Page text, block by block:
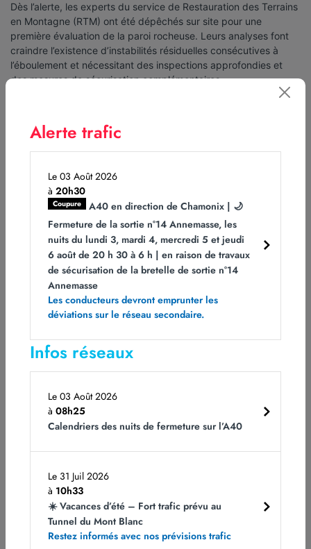
Dès l’alerte, les experts du service de Restauration des Terrains
en Montagne (RTM) ont été dépêchés sur site pour une
première évaluation de la paroi rocheuse. Leurs analyses font
craindre l’existence d’instabilités résiduelles consécutives à
l’éboulement et nécessitant des inspections approfondies et
des mesures de sécurisation complémentaires.
La nature technique et complexe de ces interventions, menées
contraint les autorités à prolonger la fermeture de la RN 205.
Les services compétents et les entreprises spécialisées
mandatées par l’exploitant ATMB mettent tout en oeuvre pour
de rétablissement de la circulation courant novembre 2025.
Conscients de l’impact de cette fermeture sur la vie locale et les
déplacements, des itinéraires de déviation ont été mis en place.
La circulation dans le sens Passy – Chamonix est maintenue,
mais celle du sens descendant (Chamonix – Passy) est
basculée sur la voie montante du viaduc des Egratz, instaurant
un double sens de circulation sur cet ouvrage. Il est vivement
recommandé aux usagers de la route d’anticiper leurs
déplacements, de respecter les itinéraires de substitution
signalés et de se tenir informés via les canaux d’information
La préfète de la Haute-Savoie réaffirme la priorité donnée à la
sécurité des usagers et salue la mobilisation des services et de
ATMB mobilisés pour garantir un retour à la normale dans des
—————
Lire l’article ATMB du 20 aout 2025
Alerte trafic
Le 03 Août 2026
à 20h30
Coupure
A40 en direction de Chamonix | 🌙
Fermeture de la sortie n°14 Annemasse, les
nuits du lundi 3, mardi 4, mercredi 5 et jeudi
6 août de 20 h 30 à 6 h | en raison de travaux
de sécurisation de la bretelle de sortie n°14
Annemasse
Les conducteurs devront emprunter les
déviations sur le réseau secondaire.
Infos réseaux
Le 03 Août 2026
à 08h25
Calendriers des nuits de fermeture sur l’A40
Le 31 Juil 2026
à 10h33
☀️ Vacances d’été – Fort trafic prévu au
Tunnel du Mont Blanc
Restez informés avec nos prévisions trafic